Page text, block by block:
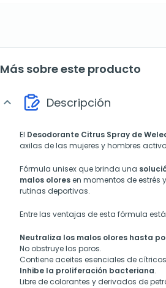
Más sobre este producto
expand_more Descripción
El Desodorante Citrus Spray de
axilas de las mujeres y hombres
Fórmula unisex que brinda una
malos oloresen momentos de estrés
rutinas deportivas.
Entre las ventajas de esta fórmula
Neutraliza los malos olores hasta
No obstruye los poros.
Contiene aceites esenciales de
Inhibe la proliferación bacteriana.
Libre de colorantes y derivados de